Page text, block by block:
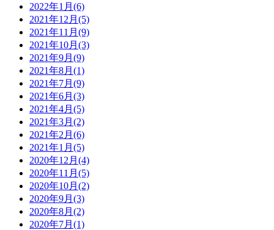
2022年1月 (6)
2021年12月 (5)
2021年11月 (9)
2021年10月 (3)
2021年9月 (9)
2021年8月 (1)
2021年7月 (9)
2021年6月 (3)
2021年4月 (5)
2021年3月 (2)
2021年2月 (6)
2021年1月 (5)
2020年12月 (4)
2020年11月 (5)
2020年10月 (2)
2020年9月 (3)
2020年8月 (2)
2020年7月 (1)